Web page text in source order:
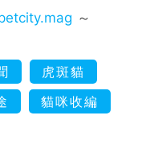
～
虎斑貓
貓咪收編